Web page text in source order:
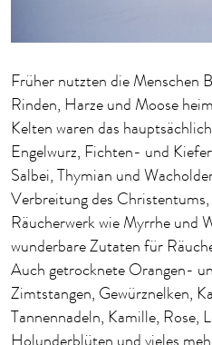
Früher nutzten die Menschen
Rinden, Harze und Moose
Kelten waren das
Engelwurz, Fichten- und
Salbei, Thymian und
Verbreitung des
Räucherwerk wie Myrrhe und
wunderbare Zutaten für
Auch getrocknete Orangen-
Zimtstangen, Gewürznelken,
Tannennadeln, Kamille, Rose,